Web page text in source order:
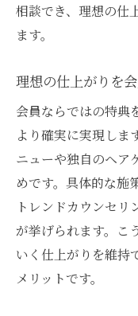
相談でき、理想の仕
ます。
理想の仕上がりを
会員ならではの特典
より確実に実現しま
ニューや独自のヘア
めです。具体的な施
トレンドカウンセリ
が挙げられます。こ
いく仕上がりを維持
メリットです。